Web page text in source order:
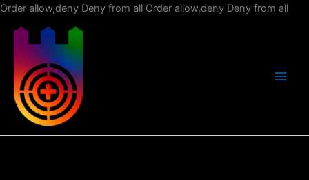
Order allow,deny Deny from all Order allow,deny Deny from allVai